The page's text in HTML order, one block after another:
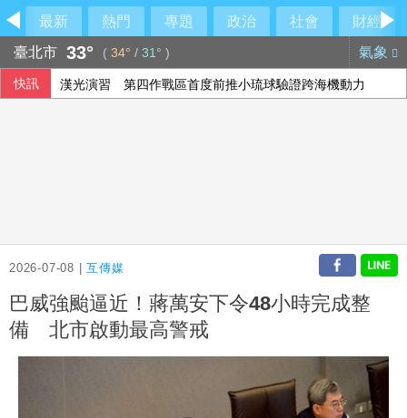
最新 熱門 專題 政治 社會
財經
臺北市 33° ( 34° / 31° ) 氣象
快訊 漢光演習 第四作戰區首度前推小琉球驗證跨海機動力
2026-07-08 |互傳媒
巴威強颱逼近！蔣萬安下令48小時完成整
備 北市啟動最高警戒